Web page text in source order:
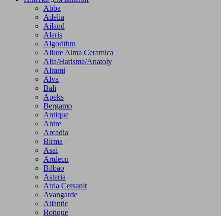
Abba
Adelia
Ailand
Alaris
Algorithm
Allure Alma Ceramica
Alta/Harisma/Anatoly
Alrami
Alva
Bali
Apeks
Bergamo
Antique
Antre
Arcadia
Birma
Asai
Artdeco
Bilbao
Asteria
Atria Cersanit
Avangarde
Atlantic
Botique